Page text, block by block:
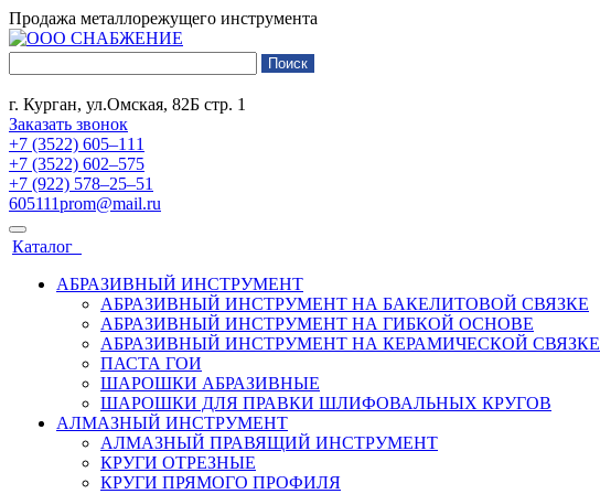
Продажа металлорежущего инструмента
г. Курган, ул.Омская, 82Б стр. 1
Заказать звонок
+7 (3522) 605‒111
+7 (3522) 602‒575
+7 (922) 578‒25‒51
605111prom@mail.ru
Каталог
АБРАЗИВНЫЙ ИНСТРУМЕНТ
АБРАЗИВНЫЙ ИНСТРУМЕНТ НА БАКЕЛИТОВОЙ СВЯЗКЕ
АБРАЗИВНЫЙ ИНСТРУМЕНТ НА ГИБКОЙ ОСНОВЕ
АБРАЗИВНЫЙ ИНСТРУМЕНТ НА КЕРАМИЧЕСКОЙ СВЯЗКЕ
ПАСТА ГОИ
ШАРОШКИ АБРАЗИВНЫЕ
ШАРОШКИ ДЛЯ ПРАВКИ ШЛИФОВАЛЬНЫХ КРУГОВ
АЛМАЗНЫЙ ИНСТРУМЕНТ
АЛМАЗНЫЙ ПРАВЯЩИЙ ИНСТРУМЕНТ
КРУГИ ОТРЕЗНЫЕ
КРУГИ ПРЯМОГО ПРОФИЛЯ